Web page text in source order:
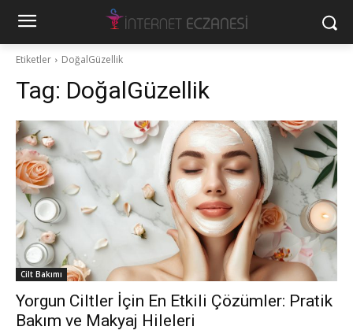
Etiketler DoğalGüzellik
Tag: DoğalGüzellik
Cilt Bakımı
Yorgun Ciltler İçin En Etkili Çözümler: Pratik
Bakım ve Makyaj Hileleri